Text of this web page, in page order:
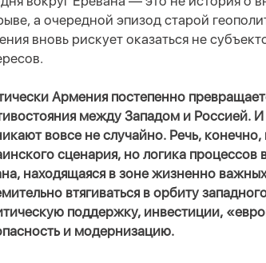
а очередной эпизод старой
вновь рискует оказаться не
Армения постепенно
между Западом и Россией.
вовсе не случайно. Речь,
сценария, но логика процессов
находящаяся в зоне жизненно
втягиваться в орбиту
поддержку, инвестиции,
и модернизацию.